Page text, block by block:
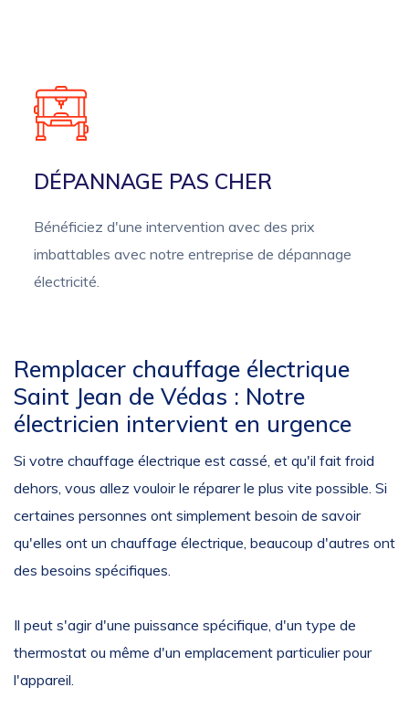
DÉPANNAGE PAS CHER
Bénéficiez d'une intervention avec des prix
imbattables avec notre entreprise de dépannage
électricité.
Remplacer chauffage électrique
Saint Jean de Védas : Notre
électricien intervient en urgence
Si votre chauffage électrique est cassé, et qu'il fait froid
dehors, vous allez vouloir le réparer le plus vite possible. Si
certaines personnes ont simplement besoin de savoir
qu'elles ont un chauffage électrique, beaucoup d'autres ont
des besoins spécifiques.
Il peut s'agir d'une puissance spécifique, d'un type de
thermostat ou même d'un emplacement particulier pour
l'appareil.